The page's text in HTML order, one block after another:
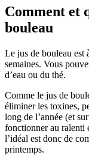
Comment et
bouleau
Le jus de bouleau est
semaines. Vous
d’eau ou du thé.
Comme le jus de
éliminer les toxines,
long de l’année (et
fonctionner au ralenti
l’idéal est donc de
printemps.